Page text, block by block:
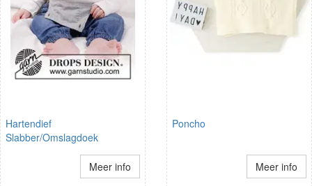
Hartendief
Slabber/Omslagdoek
Meer info
Poncho
Meer info